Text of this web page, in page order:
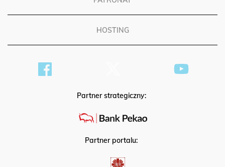
PATRONAT
HOSTING
Partner strategiczny:
Partner portalu: